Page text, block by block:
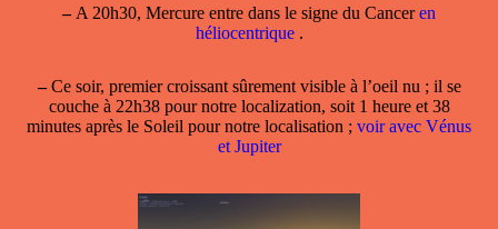
–A 20h30, Mercure entre dans le signe du Canceren
héliocentrique .
–Ce soir, premier croissant sûrement visible à l’oeil nu ; il se
couche à 22h38 pour notre localization, soit 1 heure et 38
minutes après le Soleil pour notre localisation ; voir avec Vénus
et Jupiter